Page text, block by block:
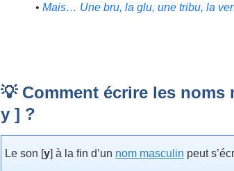
• Mais… Une bru, la glu, une tribu, la
💡 Comment écrire les
y ] ?
Le son [y] à la fin d’un nom masculin peut